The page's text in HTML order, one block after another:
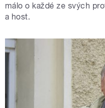
málo o každé ze svých
a host.